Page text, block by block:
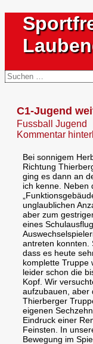
Inhalt
springen
Suchen
Suchen
nach:
C1-Jugend
Fussball Jugend
Kommentar
Bei sonnigem
Richtung
ging es dann an
ich kenne. Neben
unglaublichen
aber zum
eines
antreten konnten.
dass es heute
komplette Truppe
leider schon die
Kopf. Wir
aufzubauen, aber
Thierberger
eigenen
Eindruck einer
Feinsten. In
Bewegung im